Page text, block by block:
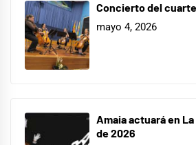
Concierto del
mayo 4, 2026
Amaia actuará en
de 2026